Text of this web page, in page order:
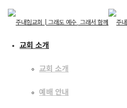
교회 소개
교회 소개
교회 소개
예배 안내